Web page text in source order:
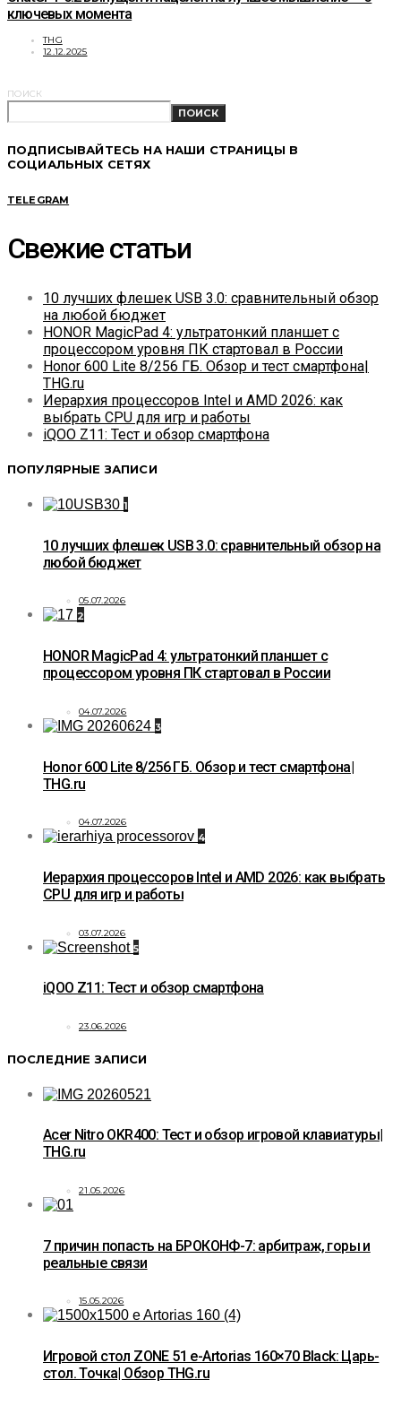
ключевых момента
THG
12.12.2025
ПОИСК
ПОИСК
ПОДПИСЫВАЙТЕСЬ НА НАШИ СТРАНИЦЫ В
СОЦИАЛЬНЫХ СЕТЯХ
TELEGRAM
Свежие статьи
10 лучших флешек USB 3.0: сравнительный обзор
на любой бюджет
HONOR MagicPad 4: ультратонкий планшет с
процессором уровня ПК стартовал в России
Honor 600 Lite 8/256 ГБ. Обзор и тест смартфона|
THG.ru
Иерархия процессоров Intel и AMD 2026: как
выбрать CPU для игр и работы
iQOO Z11: Тест и обзор смартфона
ПОПУЛЯРНЫЕ ЗАПИСИ
1
10 лучших флешек USB 3.0: сравнительный обзор на
любой бюджет
05.07.2026
2
HONOR MagicPad 4: ультратонкий планшет с
процессором уровня ПК стартовал в России
04.07.2026
3
Honor 600 Lite 8/256 ГБ. Обзор и тест смартфона|
THG.ru
04.07.2026
4
Иерархия процессоров Intel и AMD 2026: как выбрать
CPU для игр и работы
03.07.2026
5
iQOO Z11: Тест и обзор смартфона
23.06.2026
ПОСЛЕДНИЕ ЗАПИСИ
Acer Nitro OKR400: Тест и обзор игровой клавиатуры|
THG.ru
21.05.2026
7 причин попасть на БРОКОНФ-7: арбитраж, горы и
реальные связи
15.05.2026
Игровой стол ZONE 51 e-Artorias 160×70 Black: Царь-
стол. Точка| Обзор THG.ru